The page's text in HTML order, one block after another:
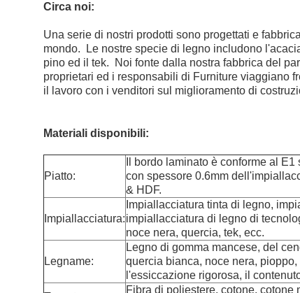
Circa noi:
Una serie di nostri prodotti sono progettati e
mondo. Le nostre specie di legno includono
pino ed il tek. Noi fonte dalla nostra fabbrica del
proprietari ed i responsabili di Furniture viaggiano
il lavoro con i venditori sul miglioramento di
Materiali disponibili:
Piatto:
Il bordo laminato è conforme al
con spessore 0.6mm
& HDF.
Impiallacciatura:
Impiallacciatura tinta di legno,
impiallacciatura di legno di
noce nera, quercia, tek, ecc.
Legname:
Legno di gomma mancese, del
quercia bianca, noce nera,
l'essiccazione rigorosa, il
Fibra di poliestere, cotone,